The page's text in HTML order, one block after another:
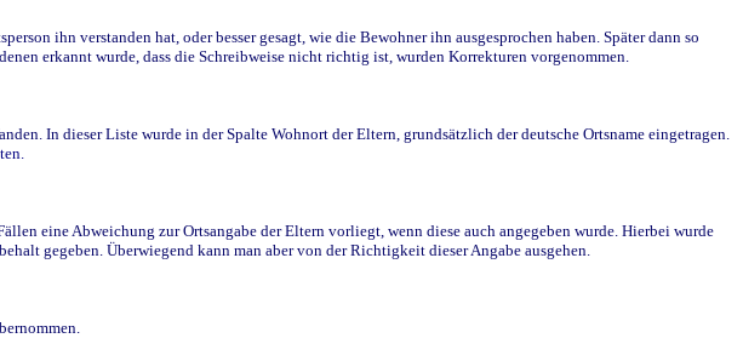
ihn verstanden hat, oder besser gesagt, wie die Bewohner ihn ausgesprochen haben. Später dann so
erkannt wurde, dass die Schreibweise nicht richtig ist, wurden Korrekturen vorgenommen.
In dieser Liste wurde in der Spalte Wohnort der Eltern, grundsätzlich der deutsche Ortsname eingetragen.
eine Abweichung zur Ortsangabe der Eltern vorliegt, wenn diese auch angegeben wurde. Hierbei wurde
gegeben. Überwiegend kann man aber von der Richtigkeit dieser Angabe ausgehen.